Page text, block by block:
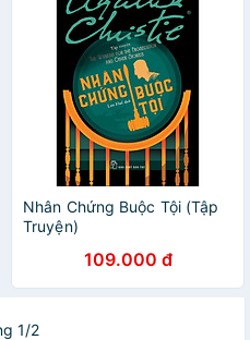
Nhân Chứng Buộc Tội (Tập
Truyện)
109.000 đ
1/2